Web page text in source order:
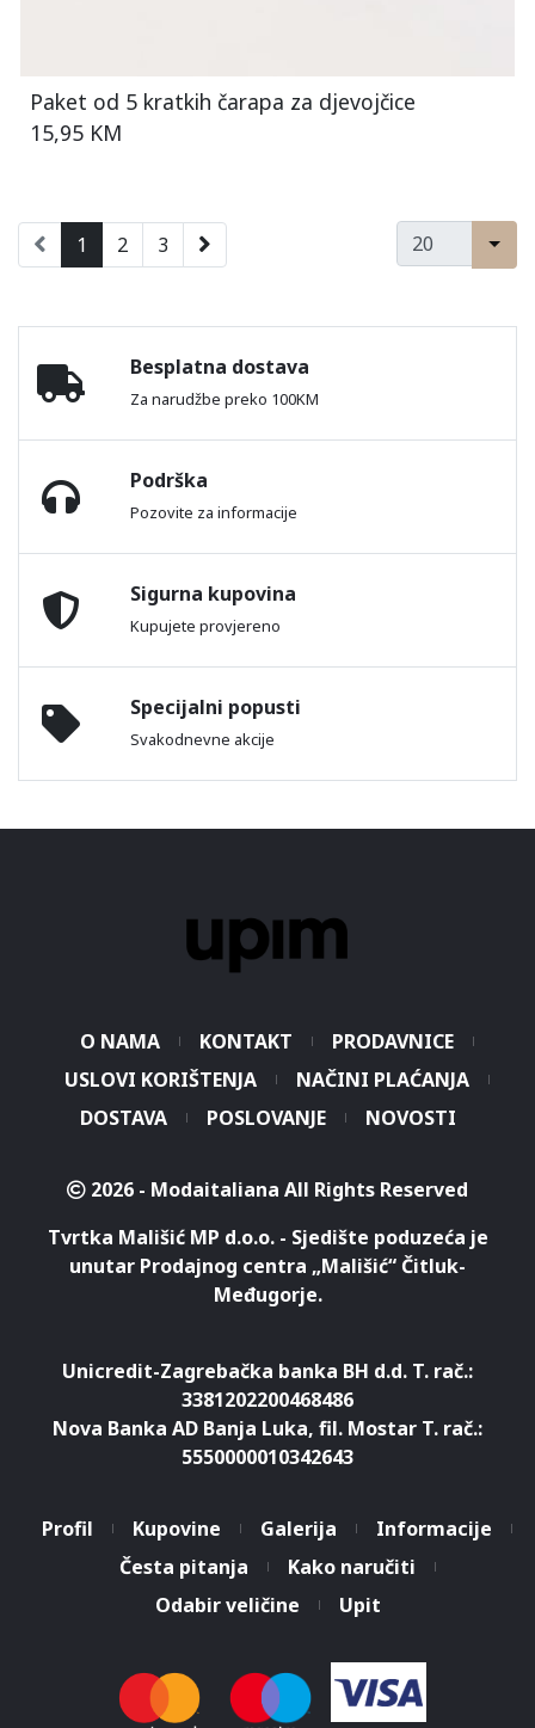
Koristimo kolačiće za pružanje
boljeg korisničkog iskustva.
korištenja.
Saznaj više
Paket od 5 kratkih čarapa za djevojčice
15,95 KM
1 2 3
Besplatna dostava
Za narudžbe preko 100KM
Podrška
Pozovite za informacije
Sigurna kupovina
Kupujete provjereno
Specijalni popusti
Svakodnevne akcije
O NAMA KONTAKT
PRODAVNICE
USLOVI KORIŠTENJA
NAČINI PLAĆANJA
DOSTAVA
POSLOVANJE NOVOSTI
2026 - Modaitaliana All Rights Reserved
Tvrtka Mališić MP d.o.o. - Sjedište poduzeća je
unutar Prodajnog centra „Mališić“ Čitluk-
Međugorje.
Unicredit-Zagrebačka banka BH d.d. T. rač.:
3381202200468486
Nova Banka AD Banja Luka, fil. Mostar T. rač.:
5550000010342643
Profil Kupovine Galerija
Informacije
Česta pitanja
Kako naručiti
Odabir veličine
Upit